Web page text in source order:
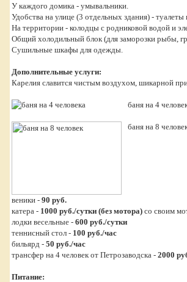
У каждого домика - умывальники.
Удобства на улице (3 отдельных здания) -
На территории - колодцы с родниковой водой и
Общий холодильный блок (для заморозки рыбы,
Сушильные шкафы для одежды.
Дополнительные услуги:
Карелия славится чистым воздухом, шикарной
баня на 4
баня на 8
веники - 90 руб.
катера - 1000 руб./сутки (без мотора) со своим
лодки весельные - 600 руб./сутки
теннисный стол - 100 руб./час
бильярд - 50 руб./час
трансфер на 4 человек от Петрозаводска - 2000
Питание: